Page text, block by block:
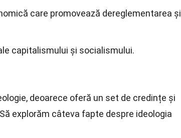
care promovează dereglementarea și
capitalismului și socialismului.
deoarece oferă un set de credințe și
explorăm câteva fapte despre ideologia